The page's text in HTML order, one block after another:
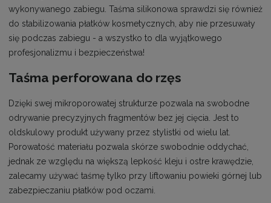
wykonywanego zabiegu. Taśma silikonowa sprawdzi się również
do stabilizowania płatków kosmetycznych, aby nie przesuwały
się podczas zabiegu - a wszystko to dla wyjątkowego
profesjonalizmu i bezpieczeństwa!
Taśma perforowana do rzęs
Dzięki swej mikroporowatej strukturze pozwala na swobodne
odrywanie precyzyjnych fragmentów bez jej cięcia. Jest to
oldskulowy produkt używany przez stylistki od wielu lat.
Porowatość materiału pozwala skórze swobodnie oddychać,
jednak ze względu na większą lepkość kleju i ostre krawędzie,
zalecamy używać taśmę tylko przy liftowaniu powieki górnej lub
zabezpieczaniu płatków pod oczami.